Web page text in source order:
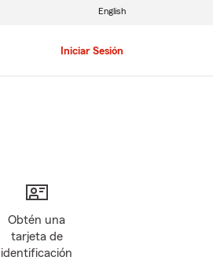
Iniciar Sesión
English
Obtén una
tarjeta de
identificación